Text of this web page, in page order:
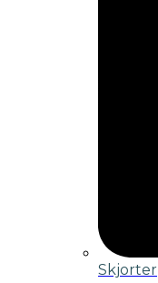
Skjorter